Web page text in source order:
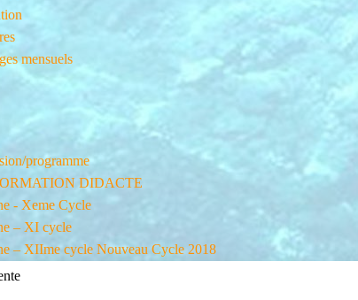
mensuels
programme
DIDACTE
- Xeme Cycle
– XI cycle
– XIIme cycle Nouveau Cycle 2018